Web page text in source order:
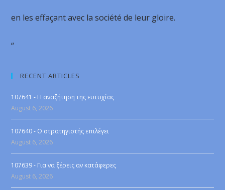
en les effaçant avec la société de leur gloire.
“
RECENT ARTICLES
107641 - Η αναζήτηση της ευτυχίας
August 6, 2026
107640 - Ο στρατηγιστής επιλέγει
August 6, 2026
107639 - Για να ξέρεις αν κατάφερες
August 6, 2026